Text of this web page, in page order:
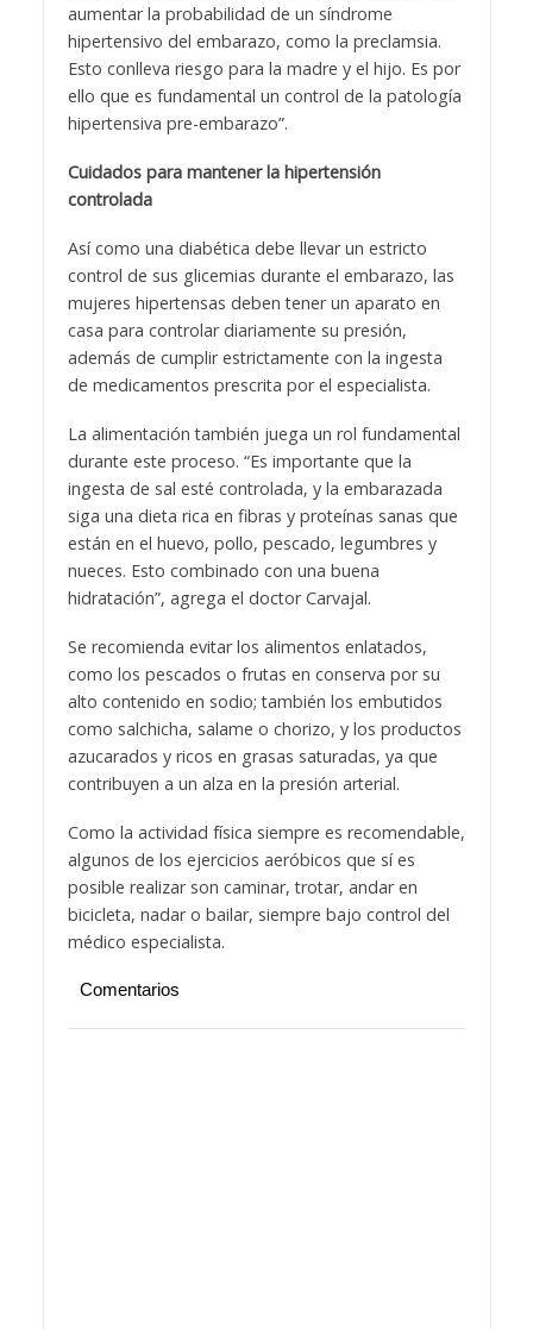
aumentar la probabilidad de un síndrome
hipertensivo del embarazo, como la preclamsia.
Esto conlleva riesgo para la madre y el hijo. Es por
ello que es fundamental un control de la patología
hipertensiva pre-embarazo”.
Cuidados para mantener la hipertensión
controlada
Así como una diabética debe llevar un estricto
control de sus glicemias durante el embarazo, las
mujeres hipertensas deben tener un aparato en
casa para controlar diariamente su presión,
además de cumplir estrictamente con la ingesta
de medicamentos prescrita por el especialista.
La alimentación también juega un rol fundamental
durante este proceso. “Es importante que la
ingesta de sal esté controlada, y la embarazada
siga una dieta rica en fibras y proteínas sanas que
están en el huevo, pollo, pescado, legumbres y
nueces. Esto combinado con una buena
hidratación”, agrega el doctor Carvajal.
Se recomienda evitar los alimentos enlatados,
como los pescados o frutas en conserva por su
alto contenido en sodio; también los embutidos
como salchicha, salame o chorizo, y los productos
azucarados y ricos en grasas saturadas, ya que
contribuyen a un alza en la presión arterial.
Como la actividad física siempre es recomendable,
algunos de los ejercicios aeróbicos que sí es
posible realizar son caminar, trotar, andar en
bicicleta, nadar o bailar, siempre bajo control del
médico especialista.
Comentarios